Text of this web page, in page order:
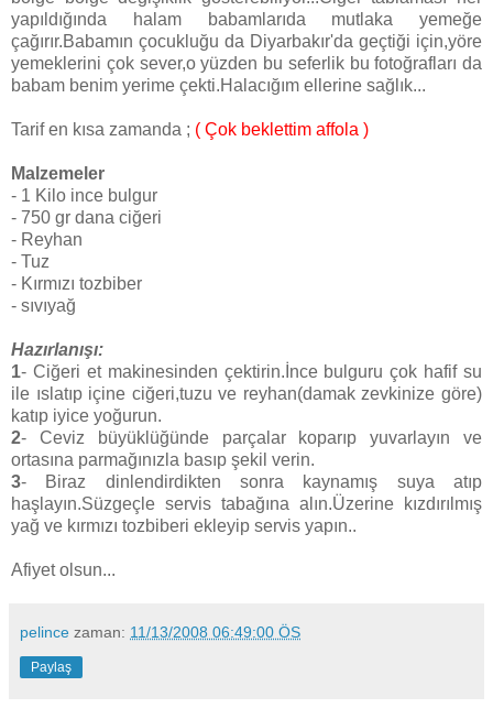
yapıldığında halam babamlarıda mutlaka yemeğe
çağırır.Babamın çocukluğu da Diyarbakır'da geçtiği için,yöre
yemeklerini çok sever,o yüzden bu seferlik bu fotoğrafları da
babam benim yerime çekti.Halacığım ellerine sağlık...
Tarif en kısa zamanda ; ( Çok beklettim affola )
Malzemeler
- 1 Kilo ince bulgur
- 750 gr dana ciğeri
- Reyhan
- Tuz
- Kırmızı tozbiber
- sıvıyağ
Hazırlanışı:
1- Ciğeri et makinesinden çektirin.İnce bulguru çok hafif su
ile ıslatıp içine ciğeri,tuzu ve reyhan(damak zevkinize göre)
katıp iyice yoğurun.
2- Ceviz büyüklüğünde parçalar koparıp yuvarlayın ve
ortasına parmağınızla basıp şekil verin.
3- Biraz dinlendirdikten sonra kaynamış suya atıp
haşlayın.Süzgeçle servis tabağına alın.Üzerine kızdırılmış
yağ ve kırmızı tozbiberi ekleyip servis yapın..
Afiyet olsun...
pelince zaman: 11/13/2008 06:49:00 ÖS
Paylaş